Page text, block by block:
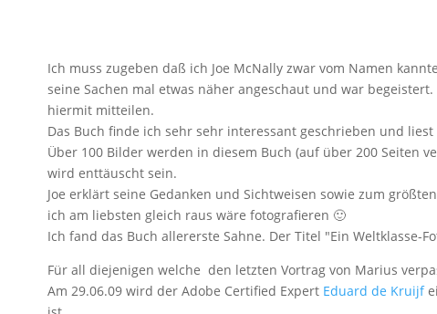
Ich muss zugeben daß ich Joe McNally zwar vom Namen
seine Sachen mal etwas näher angeschaut und war
hiermit mitteilen.
Das Buch finde ich sehr sehr interessant geschrieben und
Über 100 Bilder werden in diesem Buch (auf über 200 Seiten
wird enttäuscht sein.
Joe erklärt seine Gedanken und Sichtweisen sowie zum
ich am liebsten gleich raus wäre fotografieren 🙂
Ich fand das Buch allererste Sahne. Der Titel "Ein
Für all diejenigen welche den letzten Vortrag von Marius
Am 29.06.09 wird der Adobe Certified Expert Eduard de Kruijf